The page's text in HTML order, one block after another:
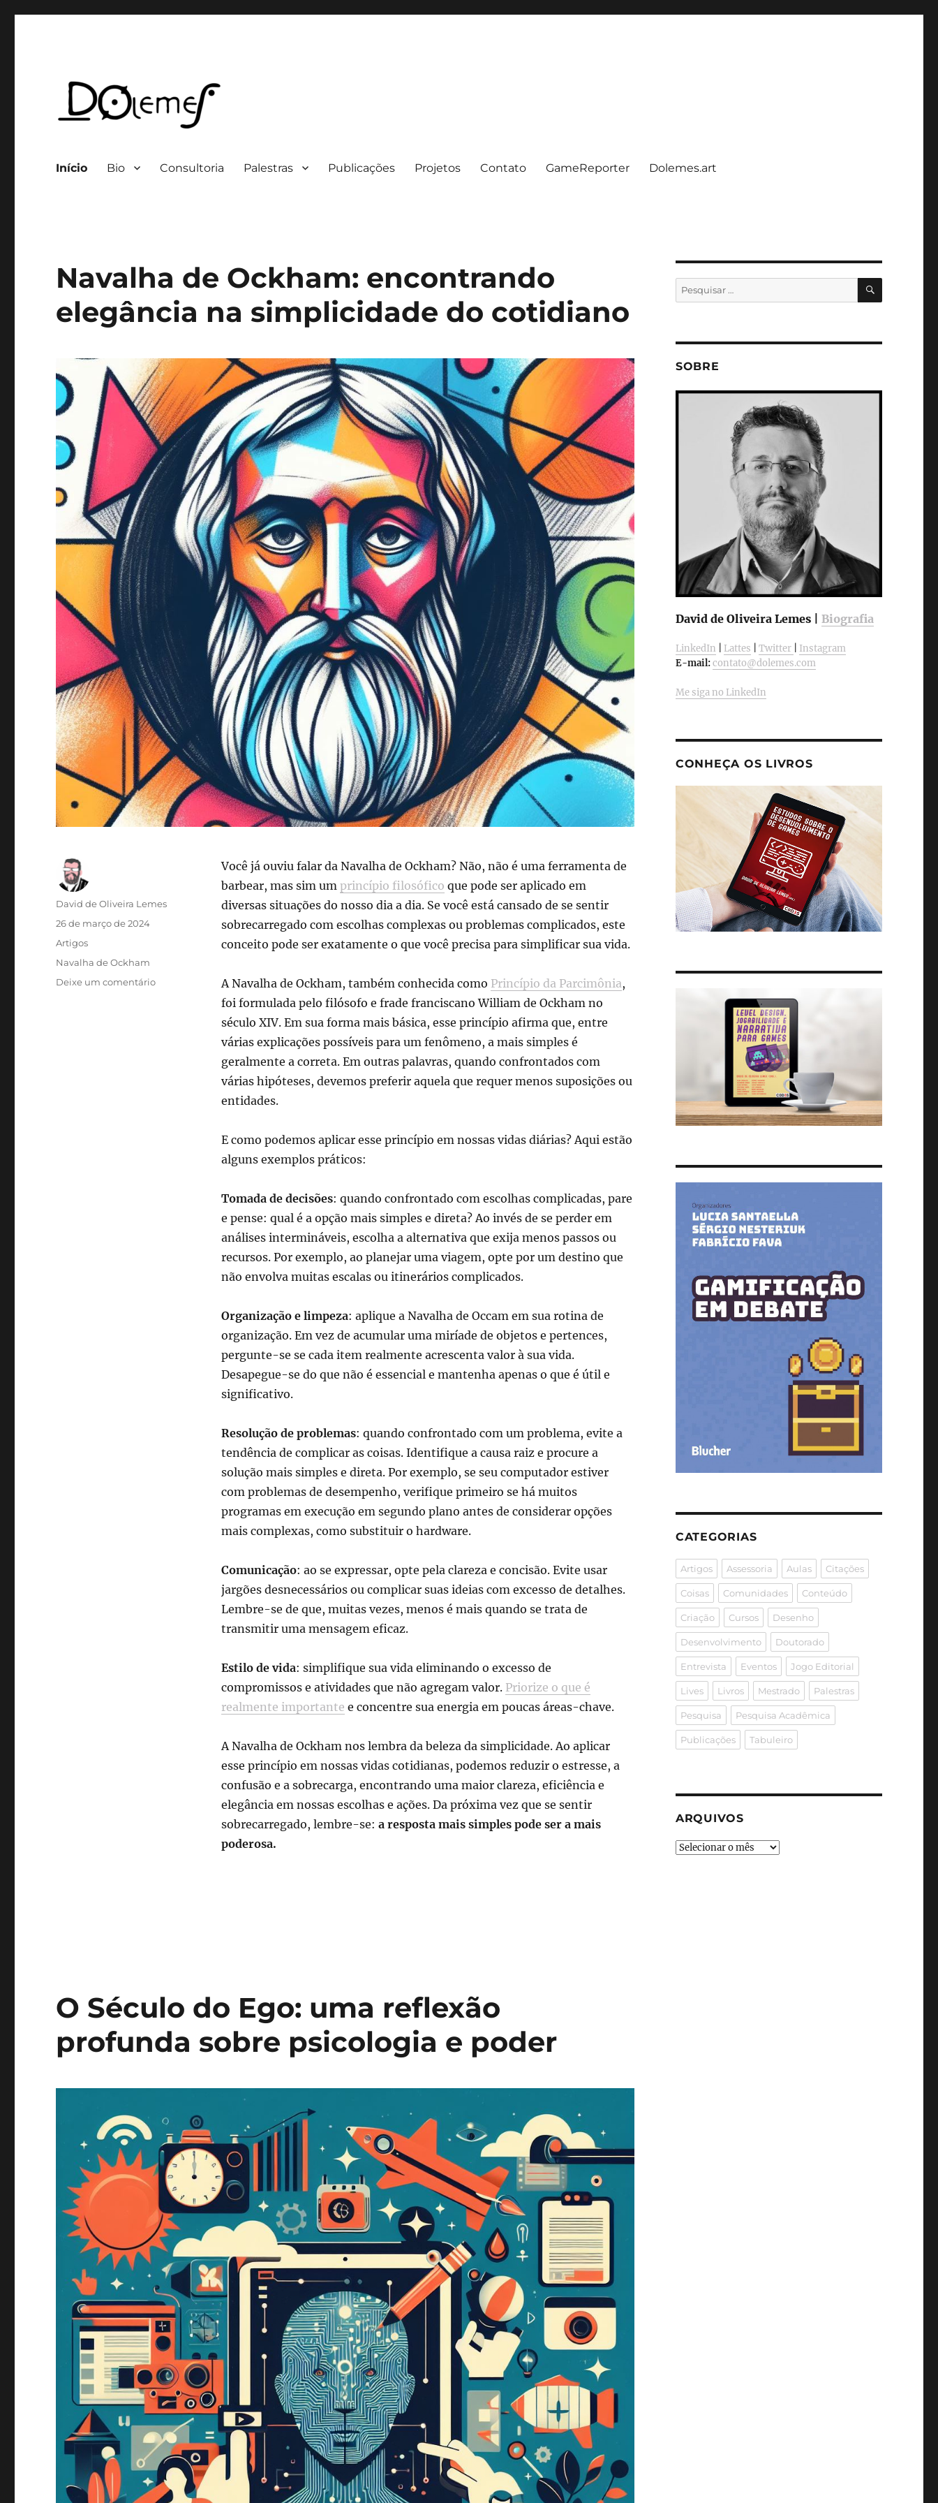
Início Bio Consultoria Palestras Publicações Projetos Contato GameReporter Dolemes.art
Navalha de Ockham: encontrando
elegância na simplicidade do cotidiano
Você já ouviu falar da Navalha de Ockham? Não, não é uma ferramenta de
barbear, mas sim um princípio filosófico que pode ser aplicado em
diversas situações do nosso dia a dia. Se você está cansado de se sentir
sobrecarregado com escolhas complexas ou problemas complicados, este
conceito pode ser exatamente o que você precisa para simplificar sua vida.
A Navalha de Ockham, também conhecida como Princípio da Parcimônia,
foi formulada pelo filósofo e frade franciscano William de Ockham no
século XIV. Em sua forma mais básica, esse princípio afirma que, entre
várias explicações possíveis para um fenômeno, a mais simples é
geralmente a correta. Em outras palavras, quando confrontados com
várias hipóteses, devemos preferir aquela que requer menos suposições ou
entidades.
E como podemos aplicar esse princípio em nossas vidas diárias? Aqui estão
alguns exemplos práticos:
Tomada de decisões: quando confrontado com escolhas complicadas, pare
e pense: qual é a opção mais simples e direta? Ao invés de se perder em
análises intermináveis, escolha a alternativa que exija menos passos ou
recursos. Por exemplo, ao planejar uma viagem, opte por um destino que
não envolva muitas escalas ou itinerários complicados.
Organização e limpeza: aplique a Navalha de Occam em sua rotina de
organização. Em vez de acumular uma miríade de objetos e pertences,
pergunte-se se cada item realmente acrescenta valor à sua vida.
Desapegue-se do que não é essencial e mantenha apenas o que é útil e
significativo.
Resolução de problemas: quando confrontado com um problema, evite a
tendência de complicar as coisas. Identifique a causa raiz e procure a
solução mais simples e direta. Por exemplo, se seu computador estiver
com problemas de desempenho, verifique primeiro se há muitos
programas em execução em segundo plano antes de considerar opções
mais complexas, como substituir o hardware.
Comunicação: ao se expressar, opte pela clareza e concisão. Evite usar
jargões desnecessários ou complicar suas ideias com excesso de detalhes.
Lembre-se de que, muitas vezes, menos é mais quando se trata de
transmitir uma mensagem eficaz.
Estilo de vida: simplifique sua vida eliminando o excesso de
compromissos e atividades que não agregam valor. Priorize o que é
realmente importante e concentre sua energia em poucas áreas-chave.
A Navalha de Ockham nos lembra da beleza da simplicidade. Ao aplicar
esse princípio em nossas vidas cotidianas, podemos reduzir o estresse, a
confusão e a sobrecarga, encontrando uma maior clareza, eficiência e
elegância em nossas escolhas e ações. Da próxima vez que se sentir
sobrecarregado, lembre-se: a resposta mais simples pode ser a mais
poderosa.
Autor
David de Oliveira Lemes
Publicado
em
26 de março de 2024
Categorias
Artigos
Tags
Navalha de Ockham
Deixe um comentárioem
O Século do Ego: uma reflexão
profunda sobre psicologia e poder
Pesquisar
por:
SOBRE
David de Oliveira Lemes | Biografia
LinkedIn Lattes Twitter
Instagram
E-mail:contato@dolemes.com
Me siga no LinkedIn
CONHEÇA OS LIVROS
CATEGORIAS
Artigos Assessoria Aulas Citações
Coisas Comunidades Conteúdo
Criação Cursos Desenho
Desenvolvimento Doutorado
Entrevista Eventos Jogo Editorial
Lives Livros Mestrado Palestras
Pesquisa Pesquisa Acadêmica
Publicações Tabuleiro
ARQUIVOS
Arquivos